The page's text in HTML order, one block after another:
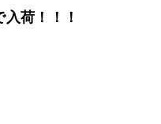
荷！！！